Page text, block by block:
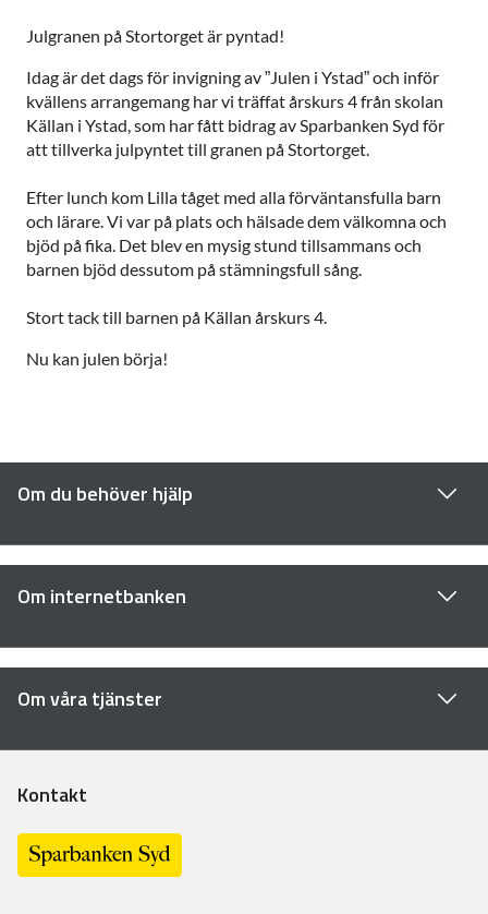
Julgranen på Stortorget är pyntad!
Idag är det dags för invigning av ”Julen i Ystad” och inför
kvällens arrangemang har vi träffat årskurs 4 från skolan
Källan i Ystad, som har fått bidrag av Sparbanken Syd för
att tillverka julpyntet till granen på Stortorget.
Efter lunch kom Lilla tåget med alla förväntansfulla barn
och lärare. Vi var på plats och hälsade dem välkomna och
bjöd på fika. Det blev en mysig stund tillsammans och
barnen bjöd dessutom på stämningsfull sång.
Stort tack till barnen på Källan årskurs 4.
Nu kan julen börja!
Om du behöver hjälp
Om internetbanken
Om våra tjänster
Kontakt